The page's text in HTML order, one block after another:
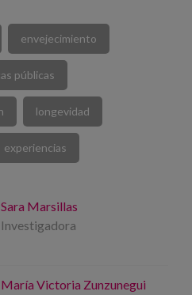
envejecimiento
públicas
longevidad
experiencias
Sara Marsillas
Investigadora
María Victoria Zunzunegui